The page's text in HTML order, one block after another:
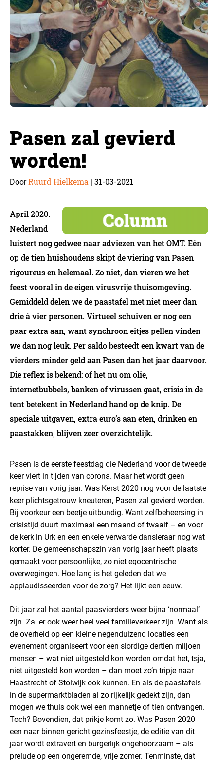
Pasen zal gevierd
worden!
DoorRuurd Hielkema | 31-03-2021
April 2020.
Nederland
luistert nog gedwee naar adviezen van het OMT. Eén
op de tien huishoudens skipt de viering van Pasen
rigoureus en helemaal. Zo niet, dan vieren we het
feest vooral in de eigen virusvrije thuisomgeving.
Gemiddeld delen we de paastafel met niet meer dan
drie à vier personen. Virtueel schuiven er nog een
paar extra aan, want synchroon eitjes pellen vinden
we dan nog leuk. Per saldo besteedt een kwart van de
vierders minder geld aan Pasen dan het jaar daarvoor.
Die reflex is bekend: of het nu om olie,
internetbubbels, banken of virussen gaat, crisis in de
tent betekent in Nederland hand op de knip. De
speciale uitgaven, extra euro’s aan eten, drinken en
paastakken, blijven zeer overzichtelijk.
Pasen is de eerste feestdag die Nederland voor de tweede
keer viert in tijden van corona. Maar het wordt geen
reprise van vorig jaar. Was Kerst 2020 nog voor de laatste
keer plichtsgetrouw kneuteren, Pasen zal gevierd worden.
Bij voorkeur een beetje uitbundig. Want zelfbeheersing in
crisistijd duurt maximaal een maand of twaalf – en voor
de kerk in Urk en een enkele verwarde dansleraar nog wat
korter. De gemeenschapszin van vorig jaar heeft plaats
gemaakt voor persoonlijke, zo niet egocentrische
overwegingen. Hoe lang is het geleden dat we
applaudisseerden voor de zorg? Het lijkt een eeuw.
Dit jaar zal het aantal paasvierders weer bijna ‘normaal’
zijn. Zal er ook weer heel veel familieverkeer zijn. Want als
de overheid op een kleine negenduizend locaties een
evenement organiseert voor een slordige dertien miljoen
mensen – wat niet uitgesteld kon worden omdat het, tsja,
niet uitgesteld kon worden – dan moet zo’n tripje naar
Haastrecht of Stolwijk ook kunnen. En als de paastafels
in de supermarktbladen al zo rijkelijk gedekt zijn, dan
mogen we thuis ook wel een mannetje of tien ontvangen.
Toch? Bovendien, dat prikje komt zo. Was Pasen 2020
een naar binnen gericht gezinsfeestje, de editie van dit
jaar wordt extravert en burgerlijk ongehoorzaam – als
prelude op een ongeremde, vrije zomer. Tenminste, dat